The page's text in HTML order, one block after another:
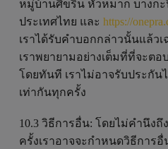
หมู่บ้านศิขริน หัวหมาก บางกะ
ประเทศไทย และ https://
เราได้รับคำบอกกล่าวนั้นแล้ว
เราพยายามอย่างเต็มที่ที่จะต
โดยทันที เราไม่อาจรับประกัน
เท่ากันทุกครั้ง
10.3 วิธีการอื่น: โดยไม่คำนึงถึ
ครั้งเราอาจจะกำหนดวิธีการ